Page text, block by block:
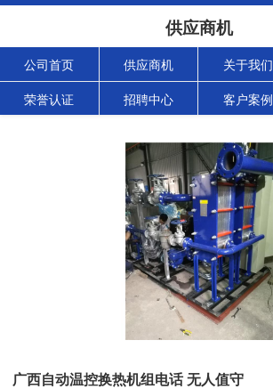
供应商机
公司首页 供应商机 关于我们
荣誉认证 招聘中心 客户案例
广西自动温控换热机组电话 无人值守